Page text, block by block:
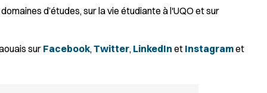
d’études, sur la vie étudiante à l'UQO et sur
sur Facebook,Twitter, LinkedIn et Instagramet